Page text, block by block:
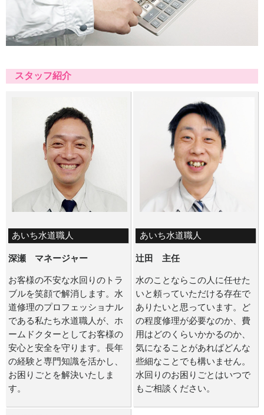
スタッフ紹介
あいち水道職人
深瀬 マネージャー
お客様の不安な水回りのトラ
ブルを笑顔で解消します。水
道修理のプロフェッショナル
である私たち水道職人が、ホ
ームドクターとしてお客様の
安心と安全を守ります。長年
の経験と専門知識を活かし、
お困りごとを解決いたしま
す。
あいち水道職人
辻田 主任
水のことならこの人に任せた
いと頼っていただける存在で
ありたいと思っています。ど
の程度修理が必要なのか、費
用はどのくらいかかるのか、
気になることがあればどんな
些細なことでも構いません。
水回りのお困りごとはいつで
もご相談ください。